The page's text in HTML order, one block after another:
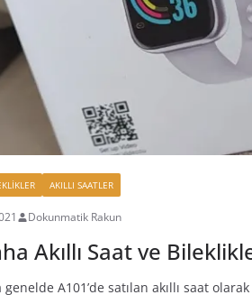
AKILLI SAATLER
Dokunmatik Rakun
Akıllı Saat ve
genelde A101’de satılan akıllı saat